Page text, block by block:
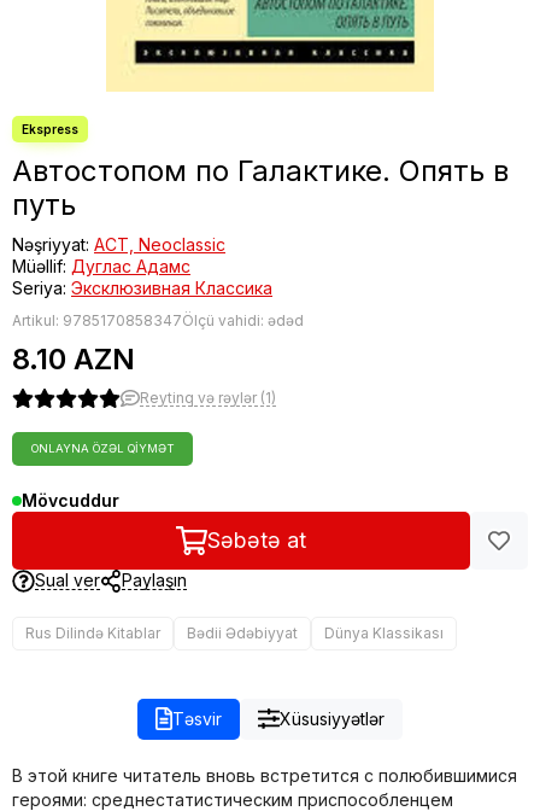
Автостопом по Галактике. Опять в
путь
Nəşriyyat: АСТ, Neoclassic
Müəllif: Дуглас Адамс
Seriya: Эксклюзивная Классика
Artikul: 9785170858347Ölçü vahidi: ədəd
8.10 AZN
Reytinq və rəylər (1)
ONLAYNA ÖZƏL QIYMƏT
Mövcuddur
Səbətə at
Sual ver Paylaşın
Rus Dilində Kitablar Bədii Ədəbiyyat Dünya Klassikası
Təsvir Xüsusiyyətlər
В этой книге читатель вновь встретится с полюбившимися
героями: среднестатистическим приспособленцем